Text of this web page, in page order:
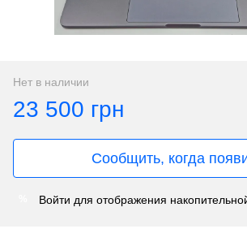
Нет в наличии
23 500 грн
Сообщить, когда
Войти для отображения